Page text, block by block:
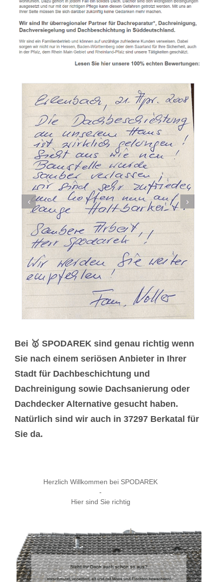
Bei 🥇 SPODAREK sind genau richtig wenn
Sie nach einem seriösen Anbieter in Ihrer
Stadt für Dachbeschichtung und
Dachreinigung sowie Dachsanierung oder
Dachdecker Alternative gesucht haben.
Natürlich sind wir auch in 37297 Berkatal für
Sie da.
Herzlich Willkommen bei SPODAREK
-
Hier sind Sie richtig